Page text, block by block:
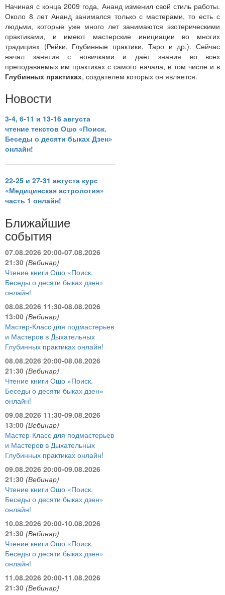
Начиная с конца 2009 года, Ананд изменил свой стиль работы.
Около 8 лет Ананд занимался только с мастерами, то есть с
людьми, которые уже много лет занимаются эзотерическими
практиками, и имеют мастерские инициации во многих
традициях (Рейки, Глубинные практики, Таро и др.). Сейчас
начал занятия с новичками и даёт знания во всех
преподаваемых им практиках с самого начала, в том числе и в
Глубинных практиках, создателем которых он является.
Новости
3-4, 6-11 и 13-16 августа
чтение текстов Ошо «Поиск.
Беседы о десяти быках Дзен»
онлайн!
22-25 и 27-31 августа курс
«Медицинская астрология»
часть 1 онлайн!
Ближайшие
события
07.08.2026 20:00-07.08.2026
21:30 (Вебинар)
Чтение книги Ошо «Поиск.
Беседы о десяти быках дзен»
онлайн!
08.08.2026 11:30-08.08.2026
13:00 (Вебинар)
Мастер-Класс для подмастерьев
и Мастеров в Дыхательных
Глубинных практиках онлайн!
08.08.2026 20:00-08.08.2026
21:30 (Вебинар)
Чтение книги Ошо «Поиск.
Беседы о десяти быках дзен»
онлайн!
09.08.2026 11:30-09.08.2026
13:00 (Вебинар)
Мастер-Класс для подмастерьев
и Мастеров в Дыхательных
Глубинных практиках онлайн!
09.08.2026 20:00-09.08.2026
21:30 (Вебинар)
Чтение книги Ошо «Поиск.
Беседы о десяти быках дзен»
онлайн!
10.08.2026 20:00-10.08.2026
21:30 (Вебинар)
Чтение книги Ошо «Поиск.
Беседы о десяти быках дзен»
онлайн!
11.08.2026 20:00-11.08.2026
21:30 (Вебинар)